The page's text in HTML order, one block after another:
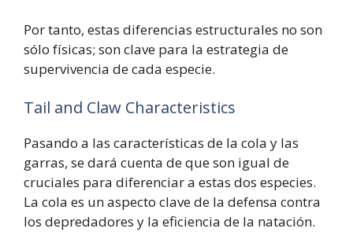
Por tanto, estas diferencias estructurales no son
sólo físicas; son clave para la estrategia de
supervivencia de cada especie.
Tail and Claw Characteristics
Pasando a las características de la cola y las
garras, se dará cuenta de que son igual de
cruciales para diferenciar a estas dos especies.
La cola es un aspecto clave de la defensa contra
los depredadores y la eficiencia de la natación.